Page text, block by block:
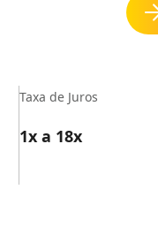
Taxa de Juros
1x a 18x